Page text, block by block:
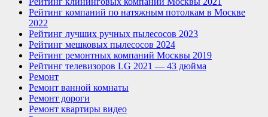
Рейтинг компаний по натяжным потолкам в Москве
2022
Рейтинг лучших ручных пылесосов 2023
Рейтинг мешковых пылесосов 2024
Рейтинг ремонтных компаний Москвы 2019
Рейтинг телевизоров LG 2021 — 43 дюйма
Ремонт
Ремонт ванной комнаты
Ремонт дороги
Ремонт квартиры видео